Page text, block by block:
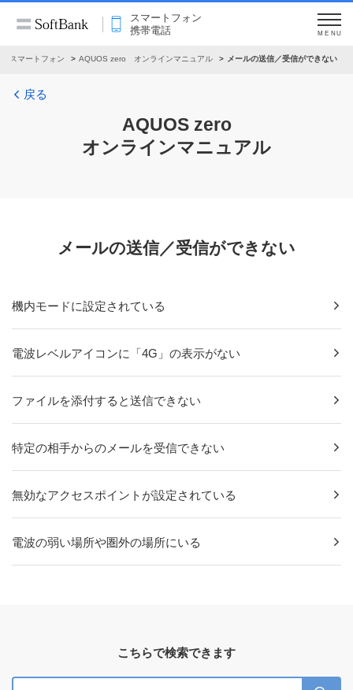
スマートフォン
携帯電話
MENU
スマートフォン AQUOS zero オンラインマニュアル メールの送信／受信ができない
戻る
AQUOS zero
オンラインマニュアル
メールの送信／受信ができない
機内モードに設定されている
電波レベルアイコンに「4G」の表示がない
ファイルを添付すると送信できない
特定の相手からのメールを受信できない
無効なアクセスポイントが設定されている
電波の弱い場所や圏外の場所にいる
こちらで検索できます